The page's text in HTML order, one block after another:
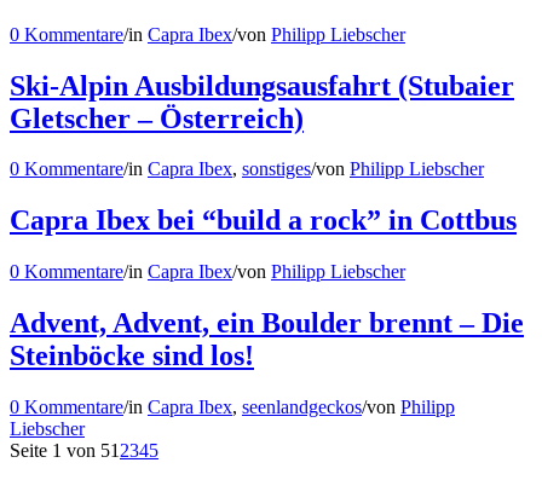
0 Kommentare/in Capra Ibex/von Philipp Liebscher
Ski-Alpin Ausbildungsausfahrt (Stubaier
Gletscher – Österreich)
0 Kommentare/in Capra Ibex, sonstiges/von Philipp Liebscher
Capra Ibex bei “build a rock” in Cottbus
0 Kommentare/in Capra Ibex/von Philipp Liebscher
Advent, Advent, ein Boulder brennt – Die
Steinböcke sind los!
0 Kommentare/in Capra Ibex, seenlandgeckos/von Philipp
Liebscher
Seite 1 von 51 2345